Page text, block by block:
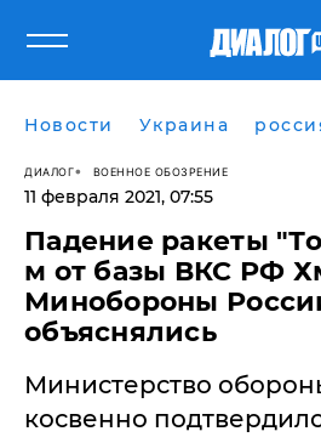
Новости Украина
ДИАЛОГ ВОЕННОЕ ОБОЗРЕНИЕ
11 февраля 2021, 07:55
Падение ракеты
м от базы ВКС РФ
Минобороны
объяснялись
Министерство
косвенно